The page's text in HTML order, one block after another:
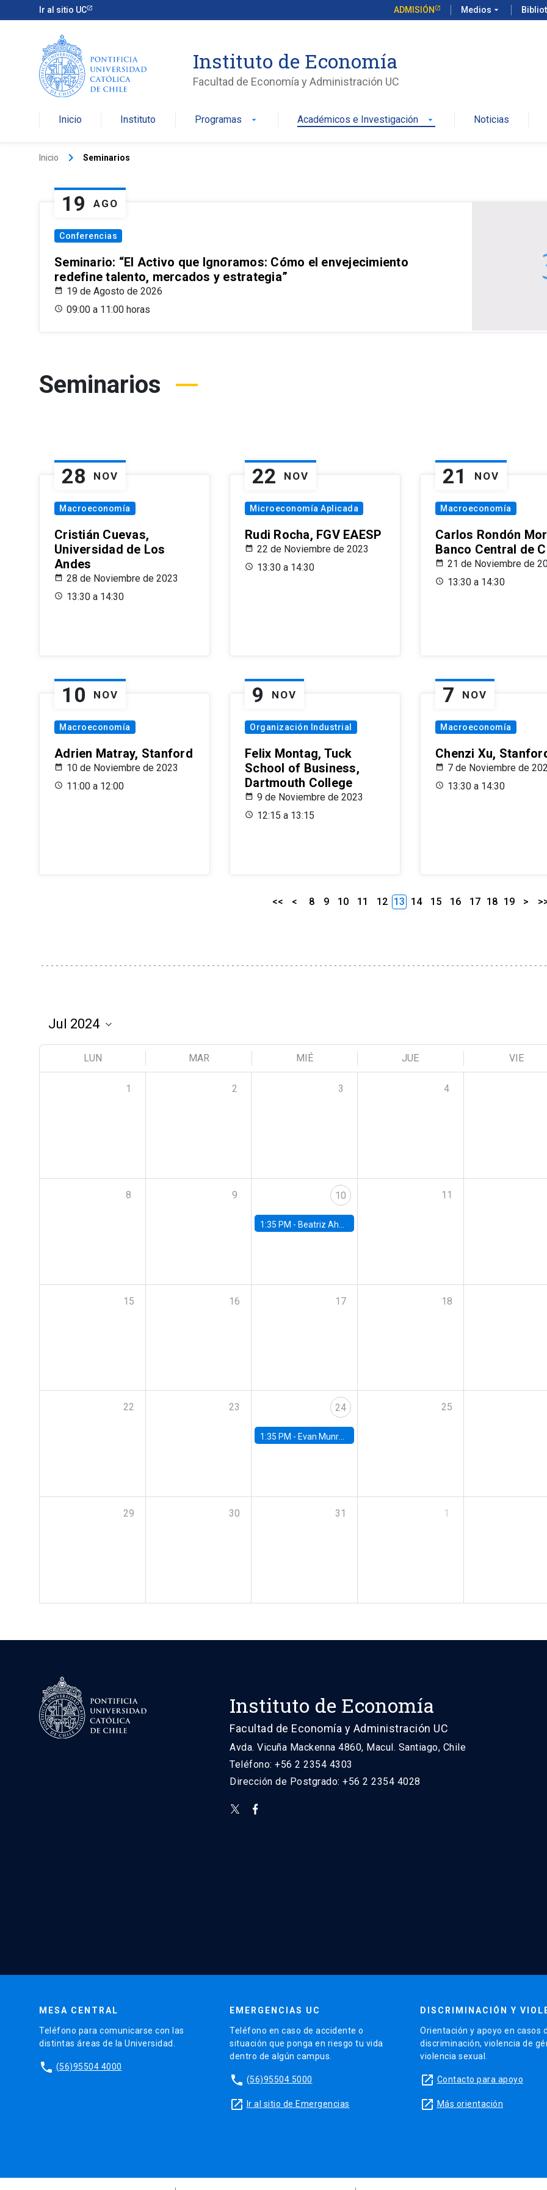
Ir al sitio UC ADMISIÓN Medios arrow_drop_down
Instituto de Economía
Facultad de Economía y Administración UC
Inicio Instituto Programas arrow_drop_down Académicos e Investigación arrow_drop_down Noticias
Inicio keyboard_arrow_right Seminarios
19 AGO
Conferencias
Seminario: “El Activo que Ignoramos: Cómo el envejecimiento
redefine talento, mercados y estrategia”
19 de Agosto de 2026
09:00 a 11:00 horas
Seminarios
28 NOV
Macroeconomía
Cristián Cuevas,
Universidad de Los
Andes
28 de Noviembre de 2023
13:30 a 14:30
22 NOV
Microeconomía Aplicada
Rudi Rocha, FGV EAESP
22 de Noviembre de 2023
13:30 a 14:30
21 NOV
Macroeconomía
Carlos Rondón
Banco Central de
21 de Noviembre de
13:30 a 14:30
10 NOV
Macroeconomía
Adrien Matray, Stanford
10 de Noviembre de 2023
11:00 a 12:00
9 NOV
Organización Industrial
Felix Montag, Tuck
School of Business,
Dartmouth College
9 de Noviembre de 2023
12:15 a 13:15
7 NOV
Macroeconomía
Chenzi Xu,
7 de Noviembre de
13:30 a 14:30
<< < 8 9 10 11 12 13 14 15 16 17 18 19 >
LUN MAR MIÉ JUE VIE
1 2 3 4
8 9 10
1:35 PM - Beatriz Ahumada, PhD candidate, Universidad de Pittsburgh
11
15 16 17 18
22 23 24
1:35 PM - Evan Munro, Neyman Visiting Assistant Professor in the Department of Statistics at UC Berkeley
25
29 30 31 1
Instituto de Economía
Facultad de Economía y Administración UC
Avda. Vicuña Mackenna 4860, Macul. Santiago, Chile
Teléfono: +56 2 2354 4303
Dirección de Postgrado: +56 2 2354 4028
MESA CENTRAL
Teléfono para comunicarse con las
distintas áreas de la Universidad.
phone (56)95504 4000
EMERGENCIAS UC
Teléfono en caso de accidente o
situación que ponga en riesgo tu vida
dentro de algún campus.
phone (56)95504 5000
launch Ir al sitio de Emergencias
DISCRIMINACIÓN Y
Orientación y apoyo en casos
discriminación, violencia de
violencia sexual.
launch Contacto para apoyo
launch Más orientación